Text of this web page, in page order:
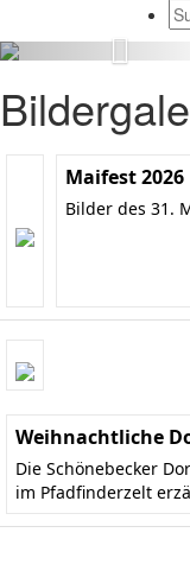
Maifest 2026
Bilder des 31.
Weihnachtliche
Die Schönebecker
im Pfadfinderzelt